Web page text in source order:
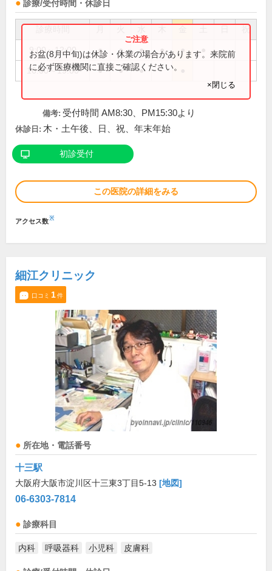
診療/受付時間・休診日
祝
9:00～12:00 ● ● ● ● ●
16:00～19:00 ● ● ●
お盆(8月中旬)は休診・休業の場合があります。来院前
に必ず医療機関に直接ご確認ください。
×閉じる
備考: 受付時間 AM8:30、PM15:30より
休診日: 木・土午後、日、祝、年末年始
初診受付
この医院の詳細をみる
アクセス数※
細江クリニック
口コミ 1件
所在地・電話番号
十三駅
大阪府大阪市淀川区十三東3丁目5-13 [地図]
06-6303-7814
診療科目
内科 呼吸器科 小児科 皮膚科